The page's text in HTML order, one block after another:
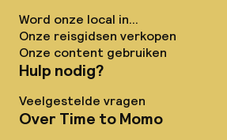
Word onze local in...
Onze reisgidsen verkopen
Onze content gebruiken
Hulp nodig?
Veelgestelde vragen
Over Time to Momo